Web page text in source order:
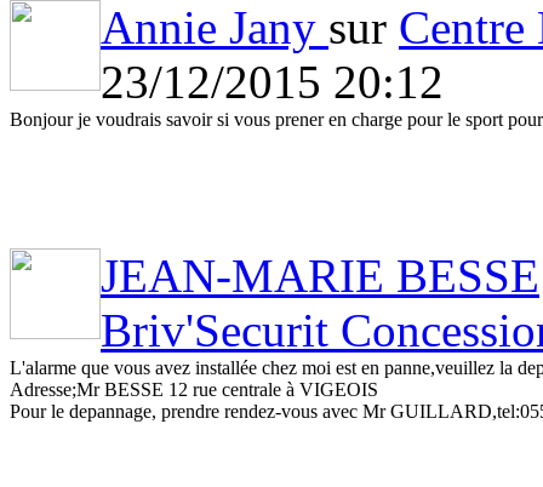
Annie Jany sur
23/12/2015 20:12
Bonjour je voudrais savoir si vous prener en charge pour le sport
JEAN-MARIE BESSE
Briv'Securit
L'alarme que vous avez installée chez moi est en panne,veuillez la
Adresse;Mr BESSE 12 rue centrale à VIGEOIS
Pour le depannage, prendre rendez-vous avec Mr